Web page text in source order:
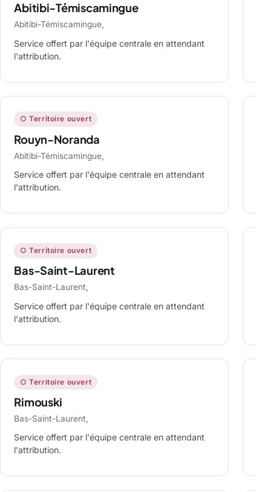
Abitibi-Témiscamingue
Abitibi-Témiscamingue,
Service offert par l'équipe centrale en attendant
l'attribution.
○ Territoire ouvert
Rouyn-Noranda
Abitibi-Témiscamingue,
Service offert par l'équipe centrale en attendant
l'attribution.
○ Territoire ouvert
Bas-Saint-Laurent
Bas-Saint-Laurent,
Service offert par l'équipe centrale en attendant
l'attribution.
○ Territoire ouvert
Rimouski
Bas-Saint-Laurent,
Service offert par l'équipe centrale en attendant
l'attribution.